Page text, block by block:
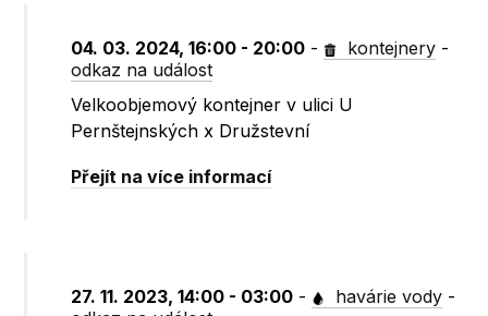
04. 03. 2024, 16:00 - 20:00 - kontejnery -
odkaz na událost
Velkoobjemový kontejner v ulici U
Pernštejnských x Družstevní
Přejít na více informací
27. 11. 2023, 14:00 - 03:00 - havárie vody -